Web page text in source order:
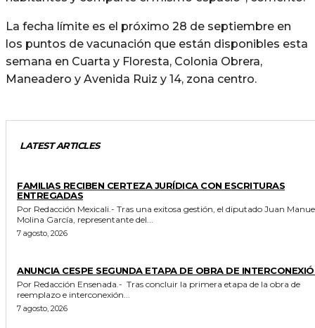
La fecha límite es el próximo 28 de septiembre en
los puntos de vacunación que están disponibles esta
semana en Cuarta y Floresta, Colonia Obrera,
Maneadero y Avenida Ruiz y 14, zona centro.
LATEST ARTICLES
FAMILIAS RECIBEN CERTEZA JURÍDICA CON ESCRITURAS
ENTREGADAS
Por Redacción Mexicali.- Tras una exitosa gestión, el diputado Juan Manuel
Molina García, representante del...
7 agosto, 2026
ANUNCIA CESPE SEGUNDA ETAPA DE OBRA DE
Por Redacción Ensenada.- Tras concluir la primera etapa de la obra de
reemplazo e interconexión...
7 agosto, 2026